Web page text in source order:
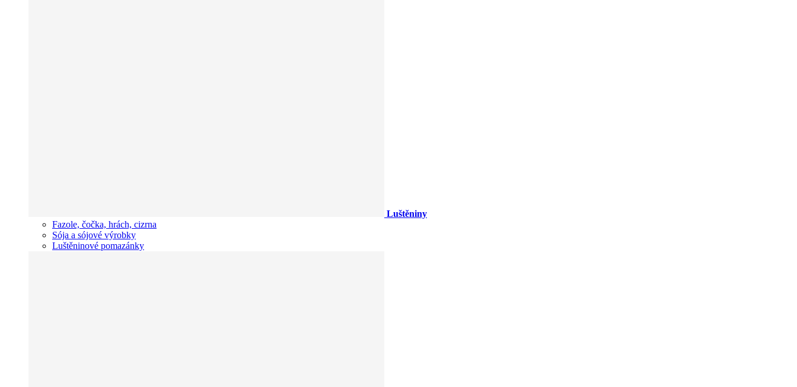
Luštěniny
Fazole, čočka, hrách, cizrna
Sója a sójové výrobky
Luštěninové pomazánky